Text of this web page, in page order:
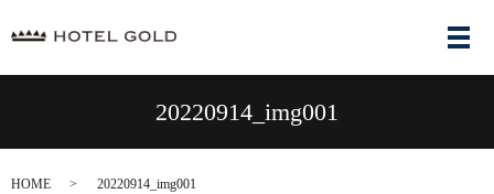
メ
20220914_img001
HOME 20220914_img001